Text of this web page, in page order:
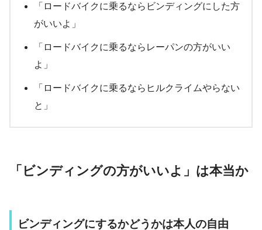
「ロードバイクに乗るならビンディングにした方
がいいよ」
「ロードバイクに乗るならレーパンの方がいい
よ」
「ロードバイクに乗るならヒルクライムやらない
と」
「ビンディングの方がいいよ」は本当か
ビンディングにするかどうかは本人の自由